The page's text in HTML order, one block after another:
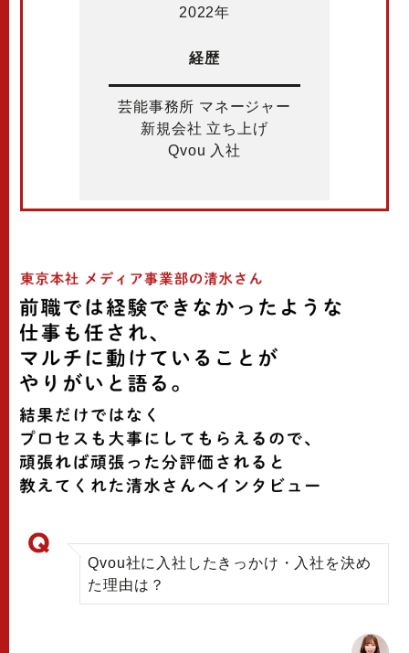
2022年
経歴
芸能事務所 マネージャー
新規会社 立ち上げ
Qvou 入社
Qvou社に入社したきっかけ・入社を決め
た理由は？